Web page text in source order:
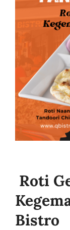
Business
Roti
Bistro